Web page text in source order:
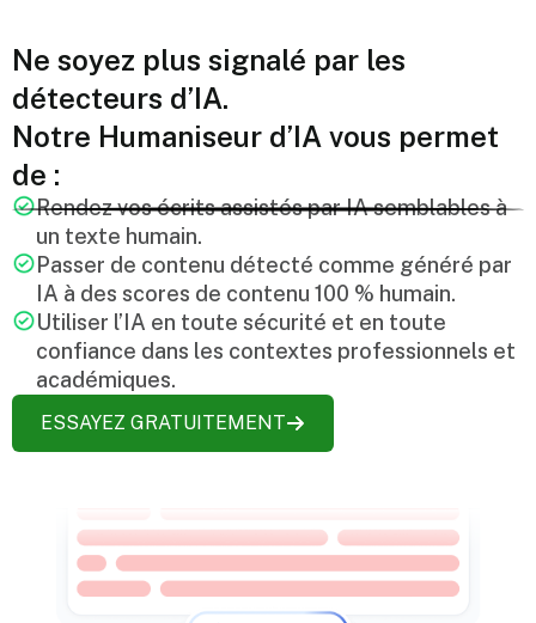
Ne soyez plus signalé par les
détecteurs d’IA.
Notre Humaniseur d’IA vous permet
de :
Rendez vos écrits assistés par IA semblables à
un texte humain.
Passer de contenu détecté comme généré par
IA à des scores de contenu 100 % humain.
Utiliser l’IA en toute sécurité et en toute
confiance dans les contextes professionnels et
académiques.
ESSAYEZ GRATUITEMENT